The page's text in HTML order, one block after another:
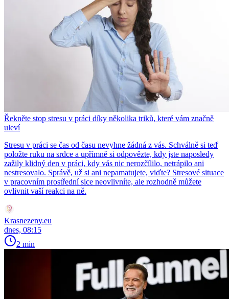
Řekněte stop stresu v práci díky několika triků, které vám značně
uleví
Stresu v práci se čas od času nevyhne žádná z vás. Schválně si teď
položte ruku na srdce a upřímně si odpovězte, kdy jste naposledy
zažily klidný den v práci, kdy vás nic nerozčílilo, netrápilo ani
nestresovalo. Správě, už si ani nepamatujete, viďte? Stresové situace
v pracovním prostřední sice neovlivníte, ale rozhodně můžete
ovlivnit vaší reakci na ně.
Krasnezeny.eu
dnes, 08:15
2 min